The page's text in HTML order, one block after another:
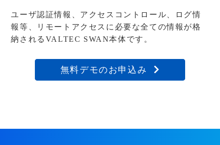
ユーザ認証情報、アクセスコントロール、ログ情
報等、
リモートアクセスに必要な全ての情報が格
納されるVALTEC SWAN本体です。
無料デモのお申込み